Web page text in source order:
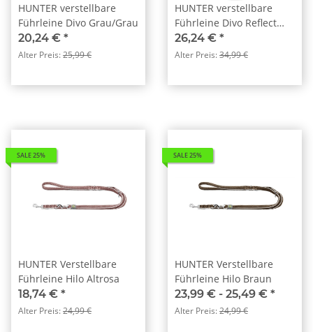
HUNTER verstellbare
Führleine Divo Grau/Grau
20,24 € *
Alter Preis:25,99 €
HUNTER verstellbare
Führleine Divo Reflect
Rot/Grau
26,24 € *
Alter Preis:34,99 €
SALE 25%
HUNTER Verstellbare
Führleine Hilo Altrosa
18,74 € *
Alter Preis:24,99 €
SALE 25%
HUNTER Verstellbare
Führleine Hilo Braun
23,99 € - 25,49 € *
Alter Preis:24,99 €